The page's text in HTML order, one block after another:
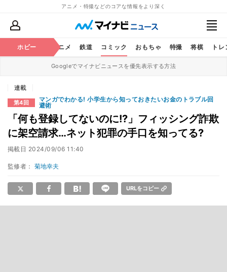
アニメ・特撮などのコアな情報をより深く
ホビー アニメ 鉄道 コミック おもちゃ 特撮 将棋 ト
Googleでマイナビニュースを優先表示する方法
連載
第4回
マンガでわかる! 小学生から知っておきたいお金のトラブル回
避術
「何も登録してないのに!?」フィッシング詐欺
に架空請求…ネット犯罪の手口を知ってる?
掲載日 2024/09/06 11:40
監修者：菊地幸夫
URLをコピー